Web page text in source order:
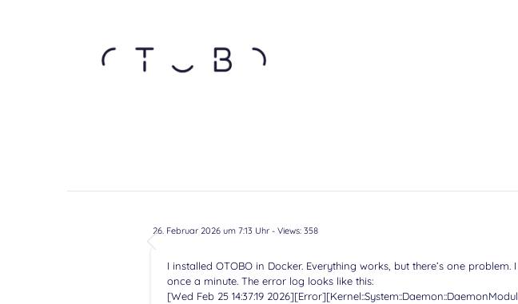
26. Februar 2026 um 7:13 Uhr- Views: 358
I installed OTOBO in Docker. Everything works, but there’s one
once a minute. The error log looks like this:
[Wed Feb 25 14:37:19